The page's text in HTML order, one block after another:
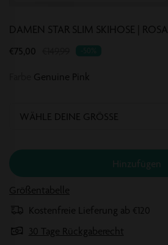
DAMEN STAR SLIM SKIHOSE | ROSA
€75,00
Translation
de.products.product.regular_price
Genuine Pink
WÄHLE DEINE GRÖSSE
Hinzufügen
Größentabelle
Kostenfreie Lieferung ab €120
30 Tage Rückgaberecht